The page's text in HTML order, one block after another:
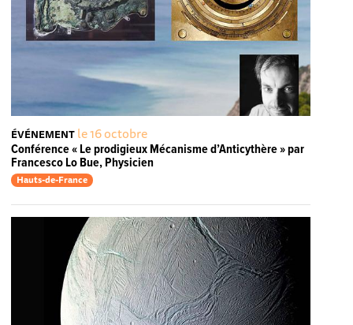
ÉVÉNEMENT le 16 octobre
Conférence « Le prodigieux Mécanisme d’Anticythère » par
Francesco Lo Bue, Physicien
Hauts-de-France